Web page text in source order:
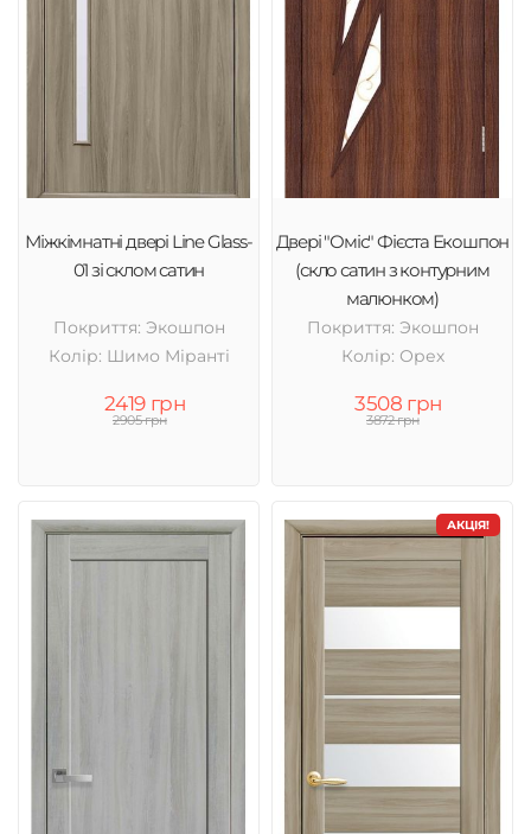
Міжкімнатні двері Line Glass-
01 зі склом сатин
Покриття: Экошпон
Колір: Шимо Міранті
2419 грн
2905 грн
Двері "Оміс" Фієста Екошпон
(скло сатин з контурним
малюнком)
Покриття: Экошпон
Колір: Орех
3508 грн
3872 грн
АКЦІЯ!